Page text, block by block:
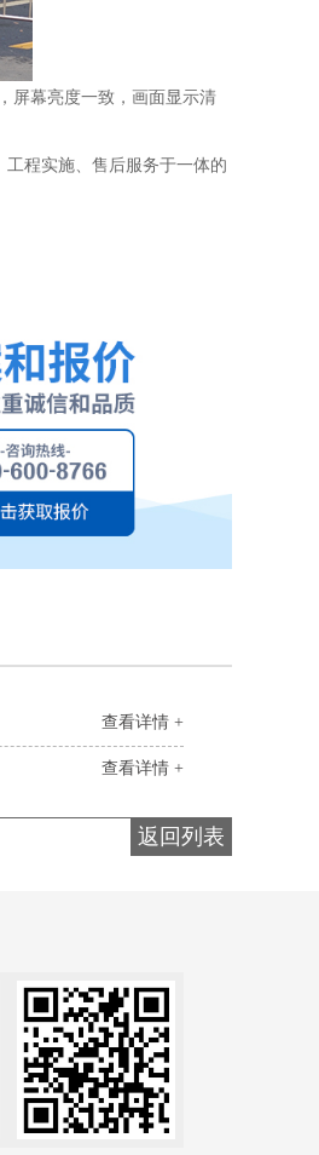
屏幕亮度一致，画面显示清
程实施、售后服务于一体的
查看详情 +
查看详情 +
返回列表